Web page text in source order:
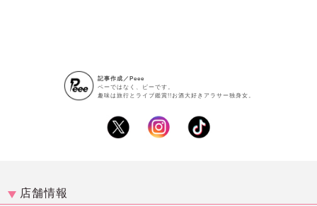
記事作成／Peee
ペーではなく、ピーです。
趣味は旅行とライブ鑑賞!!お酒大好きアラサー独身女。
店舗情報